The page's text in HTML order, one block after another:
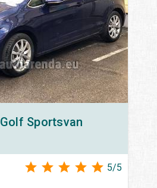
Golf Sportsvan
5/5